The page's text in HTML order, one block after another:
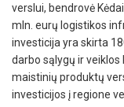
verslui, bendrovė
mln. eurų logistikos
investicija yra skirta
darbo sąlygų ir veiklos
maistinių produktų
investicijos į regione